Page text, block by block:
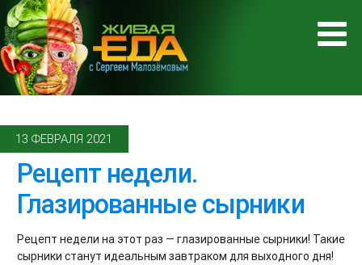
13 ФЕВРАЛЯ 2021
Рецепт недели.
Глазированные сырники
Рецепт недели на этот раз — глазированные сырники! Такие
сырники станут идеальным завтраком для выходного дня!